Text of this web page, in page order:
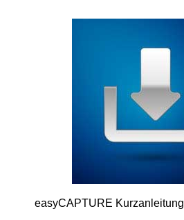
easyCAPTURE Kurzanleitung